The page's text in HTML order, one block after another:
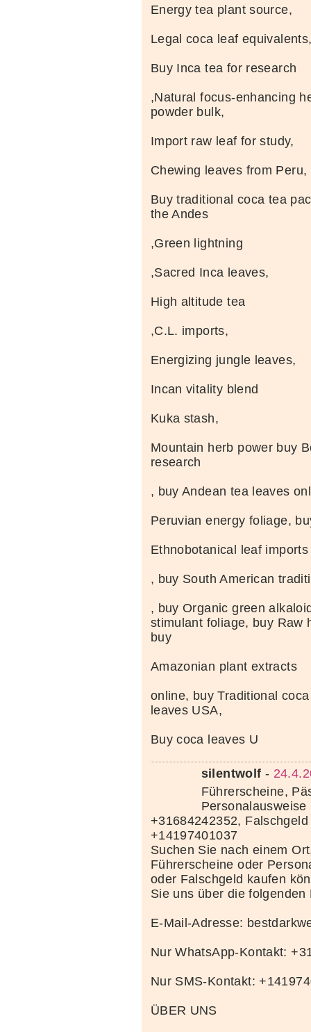
Energy tea plant source,
Legal coca leaf
Buy Inca tea for research
,Natural focus-enhancing
powder bulk,
Import raw leaf for study,
Chewing leaves from Peru,
Buy traditional coca tea
the Andes
,Green lightning
,Sacred Inca leaves,
High altitude tea
,C.L. imports,
Energizing jungle leaves,
Incan vitality blend
Kuka stash,
Mountain herb power buy
research
, buy Andean tea leaves
Peruvian energy foliage,
Ethnobotanical leaf imports
, buy South American
, buy Organic green
stimulant foliage, buy Raw
buy
Amazonian plant extracts
online, buy Traditional
leaves USA,
Buy coca leaves U
silentwolf -
Führerscheine,
+31684242352,
+14197401037
Suchen Sie nach einem
Führerscheine oder
oder Falschgeld kaufen
Sie uns über die folgenden
E-Mail-Adresse:
Nur WhatsApp-Kontakt:
Nur SMS-Kontakt:
ÜBER UNS